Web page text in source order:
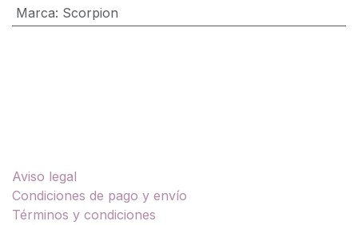
Marca: Scorpion
Aviso legal
Condiciones de pago y envío
Términos y condiciones